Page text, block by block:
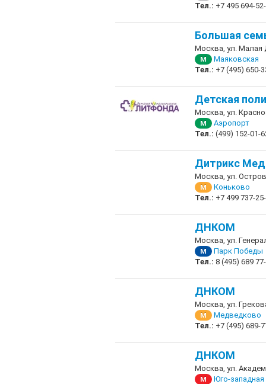
Тел.: +7 495 694-
Большая
Москва, ул. Малая
М
Маяковская
Тел.: +7 (495) 650-
Детская
Москва, ул.
М
Аэропорт
Тел.: (499) 152-01-
Дитрикс
Москва, ул.
М
Коньково
Тел.: +7 499 737-
ДНКОМ
Москва, ул.
М
Парк Победы
Тел.: 8 (495) 689
ДНКОМ
Москва, ул.
М
Медведково
Тел.: +7 (495) 689-
ДНКОМ
Москва, ул.
М
Юго-западная